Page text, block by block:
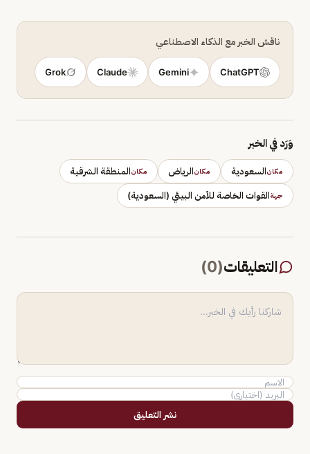
ناقش الخبر مع الذكاء الاصطناعي
ChatGPT
Gemini
Claude
Grok
وَرَد في الخبر
مكانالسعودية مكانالرياض مكانالمنطقة الشرقية
جهةالقوات الخاصة للأمن البيئي (السعودية)
التعليقات(
0
)
نشر التعليق